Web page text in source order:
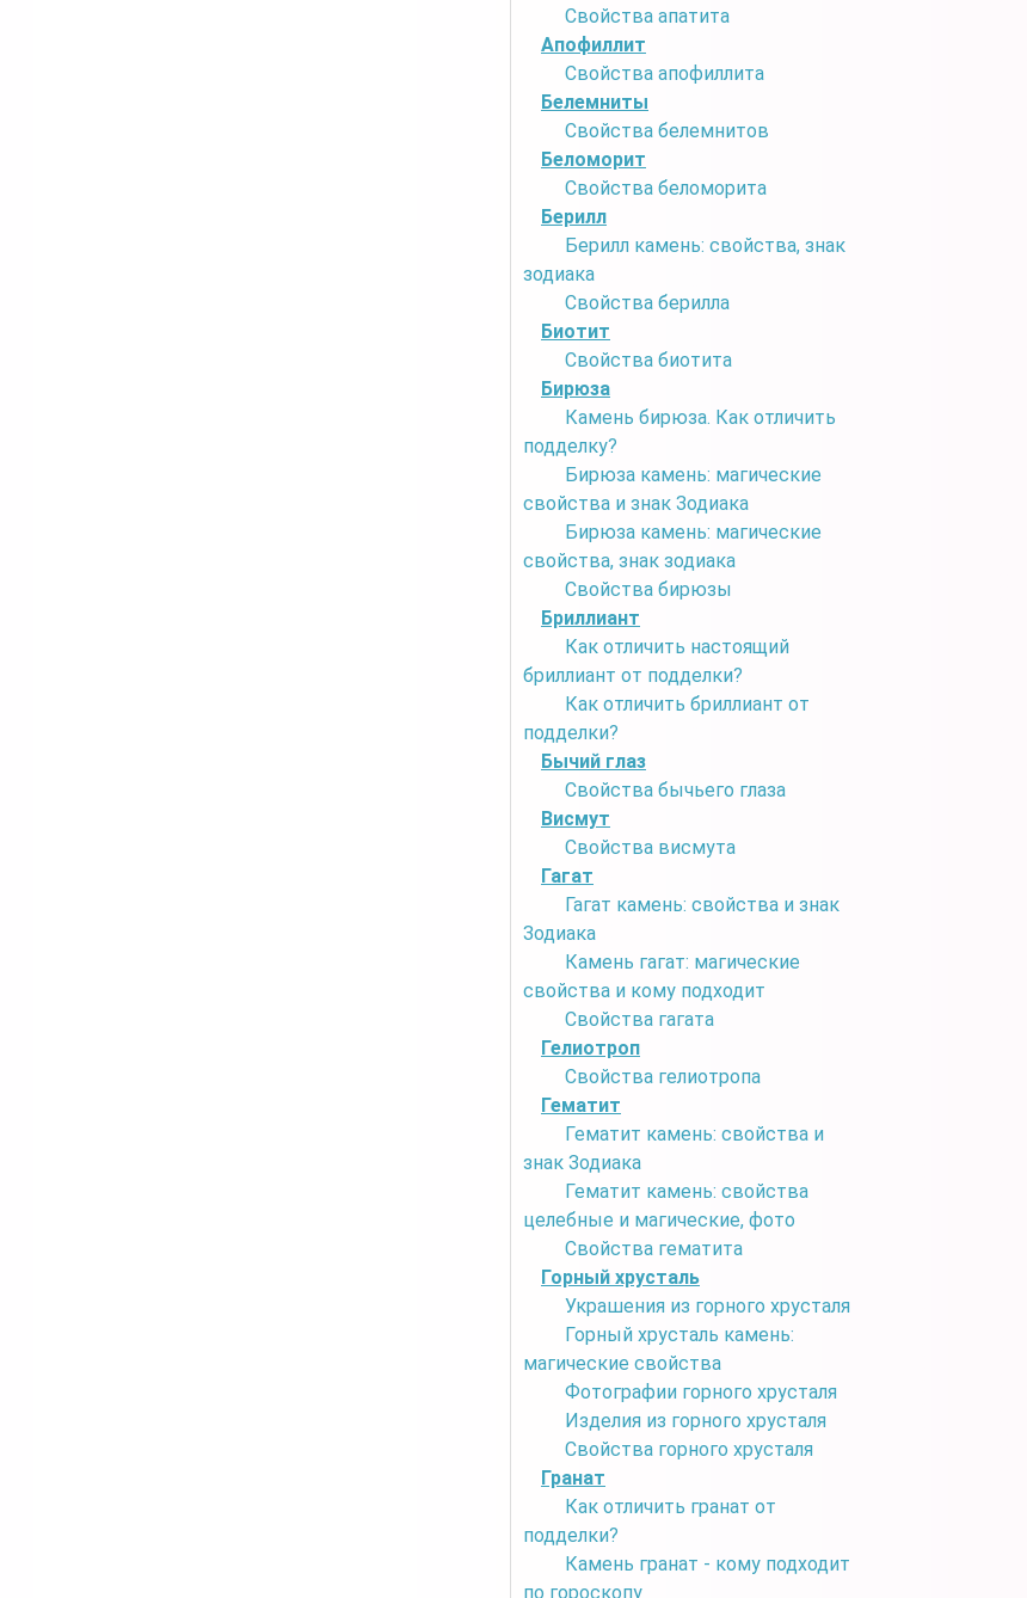
Свойства апатита
Апофиллит
Свойства апофиллита
Белемниты
Свойства белемнитов
Беломорит
Свойства беломорита
Берилл
Берилл камень: свойства, знак
зодиака
Свойства берилла
Биотит
Свойства биотита
Бирюза
Камень бирюза. Как отличить
подделку?
Бирюза камень: магические
свойства и знак Зодиака
Бирюза камень: магические
свойства, знак зодиака
Свойства бирюзы
Бриллиант
Как отличить настоящий
бриллиант от подделки?
Как отличить бриллиант от
подделки?
Бычий глаз
Свойства бычьего глаза
Висмут
Свойства висмута
Гагат
Гагат камень: свойства и знак
Зодиака
Камень гагат: магические
свойства и кому подходит
Свойства гагата
Гелиотроп
Свойства гелиотропа
Гематит
Гематит камень: свойства и
знак Зодиака
Гематит камень: свойства
целебные и магические, фото
Свойства гематита
Горный хрусталь
Украшения из горного хрусталя
Горный хрусталь камень:
магические свойства
Фотографии горного хрусталя
Изделия из горного хрусталя
Свойства горного хрусталя
Гранат
Как отличить гранат от
подделки?
Камень гранат - кому подходит
по гороскопу